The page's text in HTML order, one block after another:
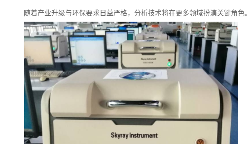
随着产业升级与环保要求日益严格，分析技术将在更多领域扮演关键角色。